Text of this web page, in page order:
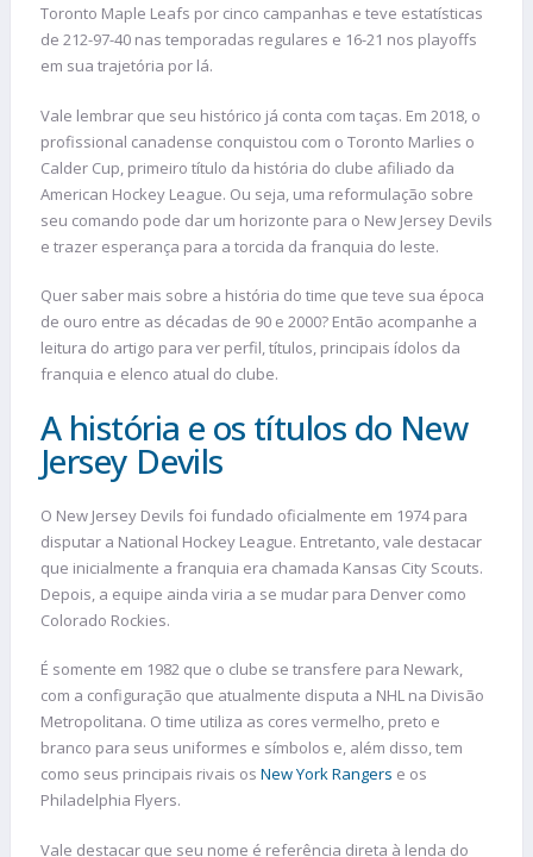
Toronto Maple Leafs por cinco campanhas e teve estatísticas
de 212-97-40 nas temporadas regulares e 16-21 nos playoffs
em sua trajetória por lá.
Vale lembrar que seu histórico já conta com taças. Em 2018, o
profissional canadense conquistou com o Toronto Marlies o
Calder Cup, primeiro título da história do clube afiliado da
American Hockey League. Ou seja, uma reformulação sobre
seu comando pode dar um horizonte para o New Jersey Devils
e trazer esperança para a torcida da franquia do leste.
Quer saber mais sobre a história do time que teve sua época
de ouro entre as décadas de 90 e 2000? Então acompanhe a
leitura do artigo para ver perfil, títulos, principais ídolos da
franquia e elenco atual do clube.
A história e os títulos do New
Jersey Devils
O New Jersey Devils foi fundado oficialmente em 1974 para
disputar a National Hockey League. Entretanto, vale destacar
que inicialmente a franquia era chamada Kansas City Scouts.
Depois, a equipe ainda viria a se mudar para Denver como
Colorado Rockies.
É somente em 1982 que o clube se transfere para Newark,
com a configuração que atualmente disputa a NHL na Divisão
Metropolitana. O time utiliza as cores vermelho, preto e
branco para seus uniformes e símbolos e, além disso, tem
como seus principais rivais os New York Rangers e os
Philadelphia Flyers.
Vale destacar que seu nome é referência direta à lenda do